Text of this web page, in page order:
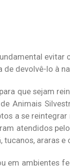
devolvê-lo à
que sejam
Animais
a se
atendidos
araras e
em ambientes